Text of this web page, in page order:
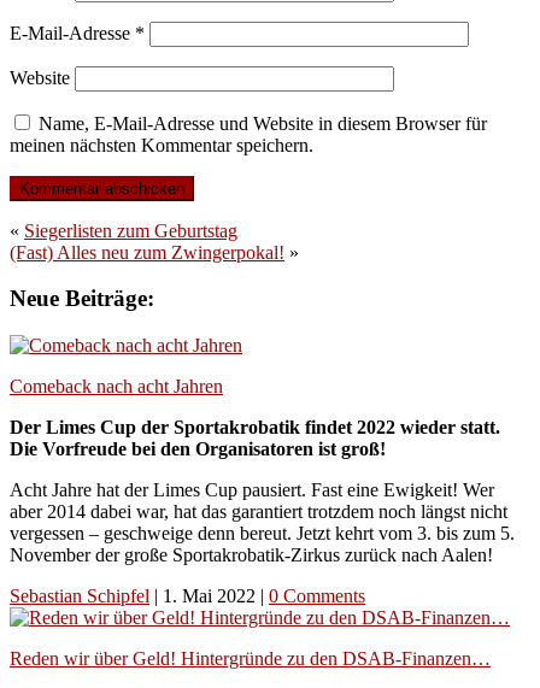
E-Mail-Adresse *
Website
Name, E-Mail-Adresse und Website in diesem Browser für
meinen nächsten Kommentar speichern.
« Siegerlisten zum Geburtstag
(Fast) Alles neu zum Zwingerpokal! »
Neue Beiträge:
Comeback nach acht Jahren
Der Limes Cup der Sportakrobatik findet 2022 wieder statt.
Die Vorfreude bei den Organisatoren ist groß!
Acht Jahre hat der Limes Cup pausiert. Fast eine Ewigkeit! Wer
aber 2014 dabei war, hat das garantiert trotzdem noch längst nicht
vergessen – geschweige denn bereut. Jetzt kehrt vom 3. bis zum 5.
November der große Sportakrobatik-Zirkus zurück nach Aalen!
Sebastian Schipfel | 1. Mai 2022 | 0 Comments
Reden wir über Geld! Hintergründe zu den DSAB-Finanzen…